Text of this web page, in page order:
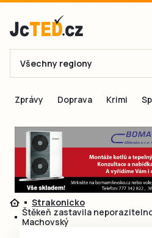
E-mail
Přihlásit
Přihlásit se
Ještě nemám účet,
Všechny regiony
Zprávy Doprava Krimi
Strakonicko
Štěkeň zastavila
Machovský